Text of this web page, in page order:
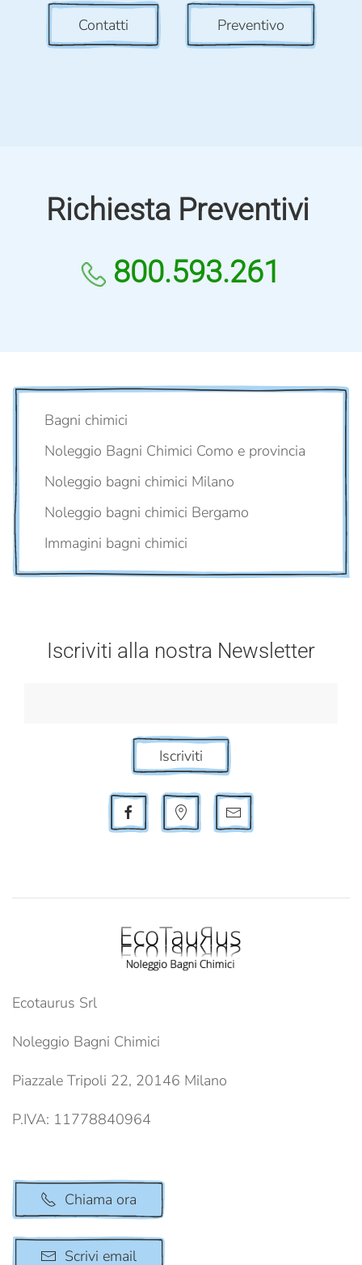
Contatti Preventivo
Richiesta Preventivi
800.593.261
Bagni chimici
Noleggio Bagni Chimici Como e provincia
Noleggio bagni chimici Milano
Noleggio bagni chimici Bergamo
Immagini bagni chimici
Iscriviti alla nostra Newsletter
Iscriviti
Ecotaurus Srl
Noleggio Bagni Chimici
Piazzale Tripoli 22, 20146 Milano
P.IVA: 11778840964
Chiama ora
Scrivi email